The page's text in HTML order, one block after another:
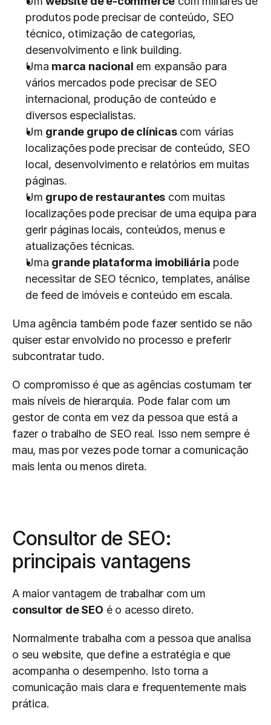
produtos pode precisar de conteúdo, SEO
técnico, otimização de categorias,
desenvolvimento e link building.
Uma marca nacional em expansão para
vários mercados pode precisar de SEO
internacional, produção de conteúdo e
diversos especialistas.
Um grande grupo de clínicas com várias
localizações pode precisar de conteúdo, SEO
local, desenvolvimento e relatórios em muitas
páginas.
Um grupo de restaurantes com muitas
localizações pode precisar de uma equipa para
gerir páginas locais, conteúdos, menus e
atualizações técnicas.
Uma grande plataforma imobiliária pode
necessitar de SEO técnico, templates, análise
de feed de imóveis e conteúdo em escala.
Uma agência também pode fazer sentido se não
quiser estar envolvido no processo e preferir
subcontratar tudo.
O compromisso é que as agências costumam ter
mais níveis de hierarquia. Pode falar com um
gestor de conta em vez da pessoa que está a
fazer o trabalho de SEO real. Isso nem sempre é
mau, mas por vezes pode tornar a comunicação
mais lenta ou menos direta.
Consultor de SEO:
principais vantagens
consultor de SEO é o acesso direto.
Normalmente trabalha com a pessoa que analisa
o seu website, que define a estratégia e que
acompanha o desempenho. Isto torna a
comunicação mais clara e frequentemente mais
prática.